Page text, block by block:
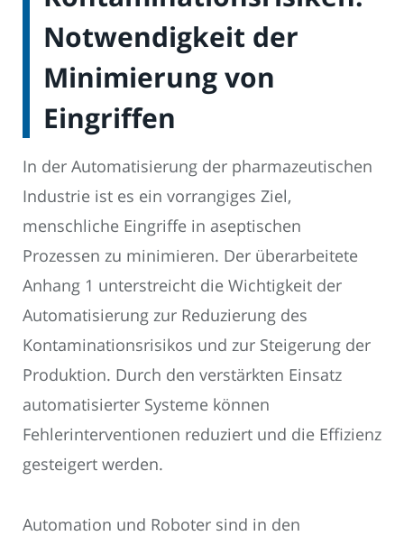
Notwendigkeit der
Minimierung von
Eingriffen
In der Automatisierung der pharmazeutischen
Industrie ist es ein vorrangiges Ziel,
menschliche Eingriffe in aseptischen
Prozessen zu minimieren. Der überarbeitete
Anhang 1 unterstreicht die Wichtigkeit der
Automatisierung zur Reduzierung des
Kontaminationsrisikos und zur Steigerung der
Produktion. Durch den verstärkten Einsatz
automatisierter Systeme können
Fehlerinterventionen reduziert und die Effizienz
gesteigert werden.
Automation und Roboter sind in den